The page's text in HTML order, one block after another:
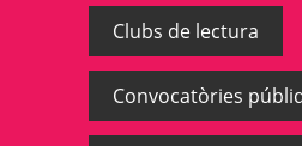
Clubs de lectura
Convocatòries